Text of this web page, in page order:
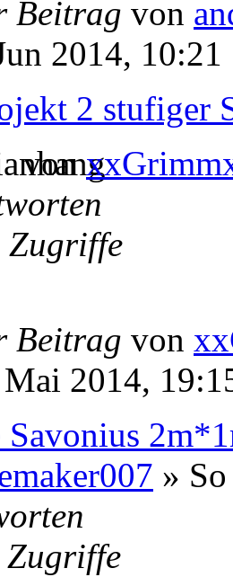
Beitrag von
2014, 10:21
2 stufiger
von
Zugriffe
Beitrag von
2014,
Savonius
»
Zugriffe